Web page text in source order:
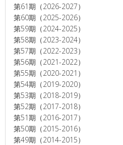
第61期（2026-2027）
第60期（2025-2026）
第59期（2024-2025）
第58期（2023-2024）
第57期（2022-2023）
第56期（2021-2022）
第55期（2020-2021）
第54期（2019-2020）
第53期（2018-2019）
第52期（2017-2018）
第51期（2016-2017）
第50期（2015-2016）
第49期（2014-2015）